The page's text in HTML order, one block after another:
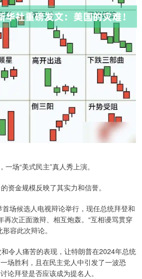
场“美式民主”真人秀上演。
资金规模反映了其实力和信誉。
候选人电视辩论举行，现任总统拜登和
再次正面激辩、相互炮轰。“互相谩骂贯穿
容此次辩论。
人痛苦的表现，让特朗普在2024年总统
场胜利，且在民主党人中引发了一波恐
论拜登是否应该成为提名人。